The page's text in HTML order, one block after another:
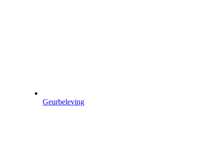
Geurbeleving